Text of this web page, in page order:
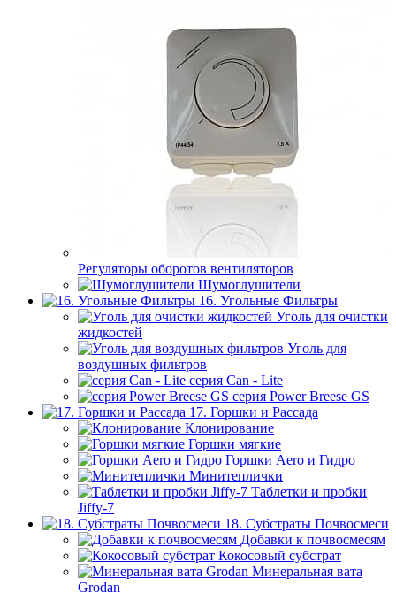
Регуляторы оборотов вентиляторов
Шумоглушители
16. Угольные Фильтры
Уголь для очистки
жидкостей
Уголь для
воздушных фильтров
серия Can - Lite
серия Power Breese GS
17. Горшки и Рассада
Клонирование
Горшки мягкие
Горшки Aero и Гидро
Минитеплички
Таблетки и пробки
Jiffy-7
18. Субстраты Почвосмеси
Добавки к почвосмесям
Кокосовый субстрат
Минеральная вата
Grodan